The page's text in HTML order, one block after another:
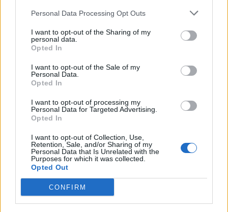
Personal Data Processing Opt Outs
I want to opt-out of the Sharing of my
personal data.
Opted In
I want to opt-out of the Sale of my
Personal Data.
Opted In
I want to opt-out of processing my
Personal Data for Targeted Advertising.
Opted In
I want to opt-out of Collection, Use,
Retention, Sale, and/or Sharing of my
Personal Data that Is Unrelated with the
Purposes for which it was collected.
Opted Out
CONFIRM
One of Vasείναι το solo project του Έλληνα
μουσικού, τραγουδιστή και παραγωγού ηλεκτρονικής
μουσικής Βασίλη Τσαβδαρίδη, με έδρα την Αθήνα. Με
ήχο που κινείται ανάμεσα στην ενέργεια του
dancefloor και πιο ατμοσφαιρικές, downtempo
συνθέσεις, ξεχωρίζει για τις μελωδίες, τα
ατμοσφαιρικά synths και τα έντονα μπάσα.
Έχοντας κυκλοφορήσει τέσσερα EPs και πρόσφατα το
πρώτο του LP “MIGMA” μέσω της Sony Music Greece,
έχει επίσης συνεργαστεί με καλλιτέχνες και labels
διεθνούς βεληνεκούς, όπως η All Day I Dream του Lee
Burridge, ενώ η μουσική του μετρά σταθερή παρουσία
σε ραδιόφωνα και streaming platforms που ξεπερνούν
τις 340.000 συνολικές μεταδόσεις.